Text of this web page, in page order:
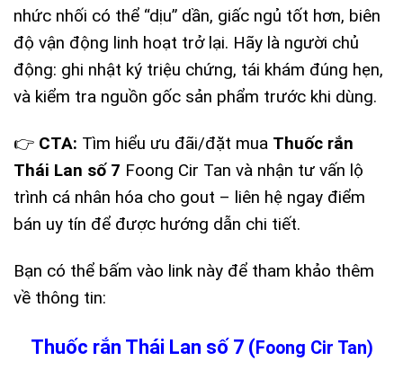
nhức nhối có thể “dịu” dần, giấc ngủ tốt hơn, biên
độ vận động linh hoạt trở lại. Hãy là người chủ
động: ghi nhật ký triệu chứng, tái khám đúng hẹn,
và kiểm tra nguồn gốc sản phẩm trước khi dùng.
👉 CTA: Tìm hiểu ưu đãi/đặt mua Thuốc rắn
Thái Lan số 7 Foong Cir Tan và nhận tư vấn lộ
trình cá nhân hóa cho gout – liên hệ ngay điểm
bán uy tín để được hướng dẫn chi tiết.
Bạn có thể bấm vào link này để tham khảo thêm
về thông tin:
Thuốc rắn Thái Lan số 7 (Foong Cir Tan)